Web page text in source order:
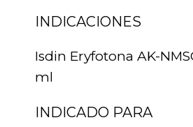
INDICACIONES
Isdin Eryfotona AK-
ml
INDICADO PARA